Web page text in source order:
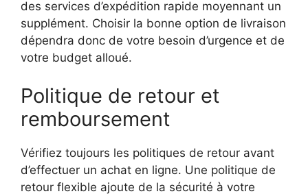
des services d’expédition rapide moyennant un
supplément. Choisir la bonne option de livraison
dépendra donc de votre besoin d’urgence et de
votre budget alloué.
Politique de retour et
remboursement
Vérifiez toujours les politiques de retour avant
d’effectuer un achat en ligne. Une politique de
retour flexible ajoute de la sécurité à votre